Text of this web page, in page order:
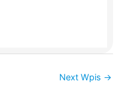
Next Wpis →